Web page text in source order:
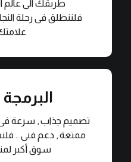
طريقك الى عالم
فلننطلق فى رحلة
علامتك
المزيد
البرمجة
تصميم جذاب , سرعة فى
ممتعة , دعم فنى ..
سوق أكبر
سرعة ..
المزيد